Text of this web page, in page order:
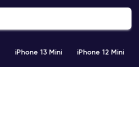
iPhone 13 Mini iPhone 12 Mini